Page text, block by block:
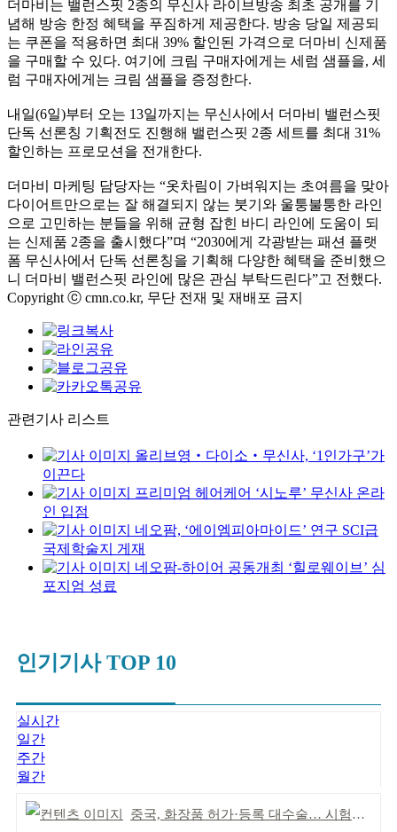
더마비는 밸런스핏 2종의 무신사 라이브방송 최초 공개를 기
념해 방송 한정 혜택을 푸짐하게 제공한다. 방송 당일 제공되
는 쿠폰을 적용하면 최대 39% 할인된 가격으로 더마비 신제품
을 구매할 수 있다. 여기에 크림 구매자에게는 세럼 샘플을, 세
럼 구매자에게는 크림 샘플을 증정한다.
내일(6일)부터 오는 13일까지는 무신사에서 더마비 밸런스핏
단독 선론칭 기획전도 진행해 밸런스핏 2종 세트를 최대 31%
할인하는 프로모션을 전개한다.
더마비 마케팅 담당자는 “옷차림이 가벼워지는 초여름을 맞아
다이어트만으로는 잘 해결되지 않는 붓기와 울퉁불퉁한 라인
으로 고민하는 분들을 위해 균형 잡힌 바디 라인에 도움이 되
는 신제품 2종을 출시했다”며 “2030에게 각광받는 패션 플랫
폼 무신사에서 단독 선론칭을 기획해 다양한 혜택을 준비했으
니 더마비 밸런스핏 라인에 많은 관심 부탁드린다”고 전했다.
Copyright ⓒ cmn.co.kr, 무단 전재 및 재배포 금지
관련기사 리스트
올리브영‧다이소‧무신사, ‘1인가구’가
이끈다
프리미엄 헤어케어 ‘시노루’ 무신사 온라
인 입점
네오팜, ‘에이엠피아마이드’ 연구 SCI급
국제학술지 게재
네오팜-하이어 공동개최 ‘힐로웨이브’ 심
포지엄 성료
인기기사 TOP 10
실시간
일간
주간
월간
중국, 화장품 허가·등록 대수술… 시험자료 공용 허용